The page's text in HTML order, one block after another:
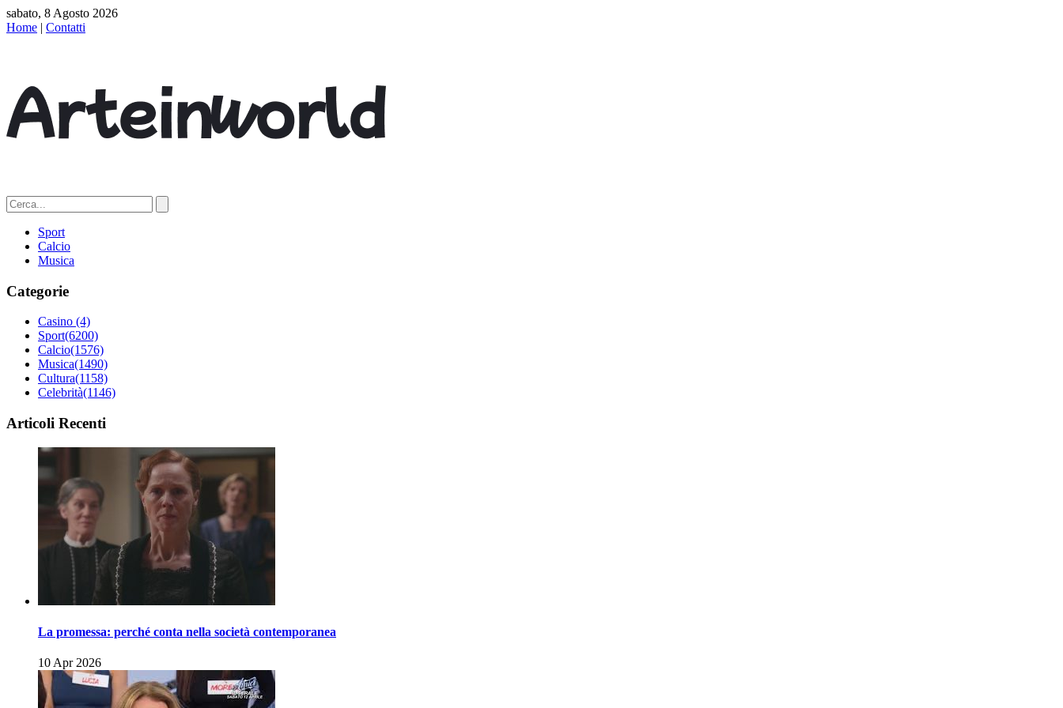
sabato, 8 Agosto 2026
Home | Contatti
Sport
Calcio
Musica
Categorie
Casino (4)
Sport(6200)
Calcio(1576)
Musica(1490)
Cultura(1158)
Celebrità(1146)
Articoli Recenti
La promessa: perché conta nella società contemporanea
10 Apr 2026